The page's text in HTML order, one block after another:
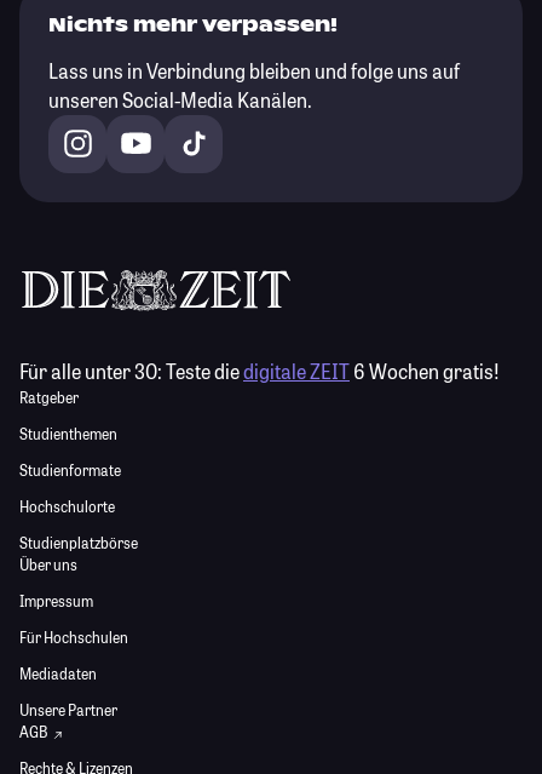
Nichts mehr verpassen!
Lass uns in Verbindung bleiben und folge uns auf
unseren Social-Media Kanälen.
Für alle unter 30:Teste diedigitale ZEIT6 Wochen gratis!
Ratgeber
Studienthemen
Studienformate
Hochschulorte
Studienplatzbörse
Über uns
Impressum
Für Hochschulen
Mediadaten
Unsere Partner
AGB
Rechte & Lizenzen